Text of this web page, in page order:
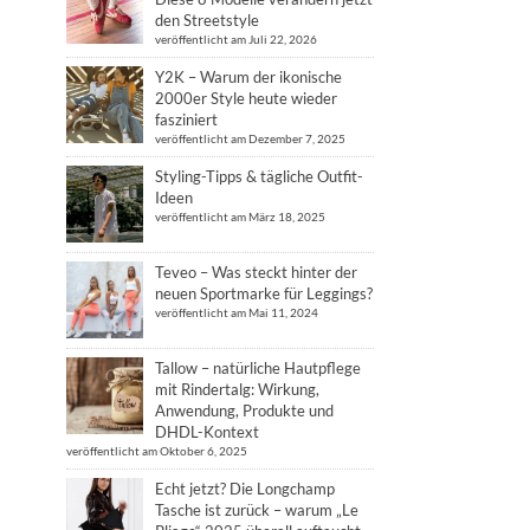
den Streetstyle
veröffentlicht am Juli 22, 2026
Y2K – Warum der ikonische
2000er Style heute wieder
fasziniert
veröffentlicht am Dezember 7, 2025
Styling-Tipps & tägliche Outfit-
Ideen
veröffentlicht am März 18, 2025
Teveo – Was steckt hinter der
neuen Sportmarke für Leggings?
veröffentlicht am Mai 11, 2024
Tallow – natürliche Hautpflege
mit Rindertalg: Wirkung,
Anwendung, Produkte und
DHDL-Kontext
veröffentlicht am Oktober 6, 2025
Echt jetzt? Die Longchamp
Tasche ist zurück – warum „Le